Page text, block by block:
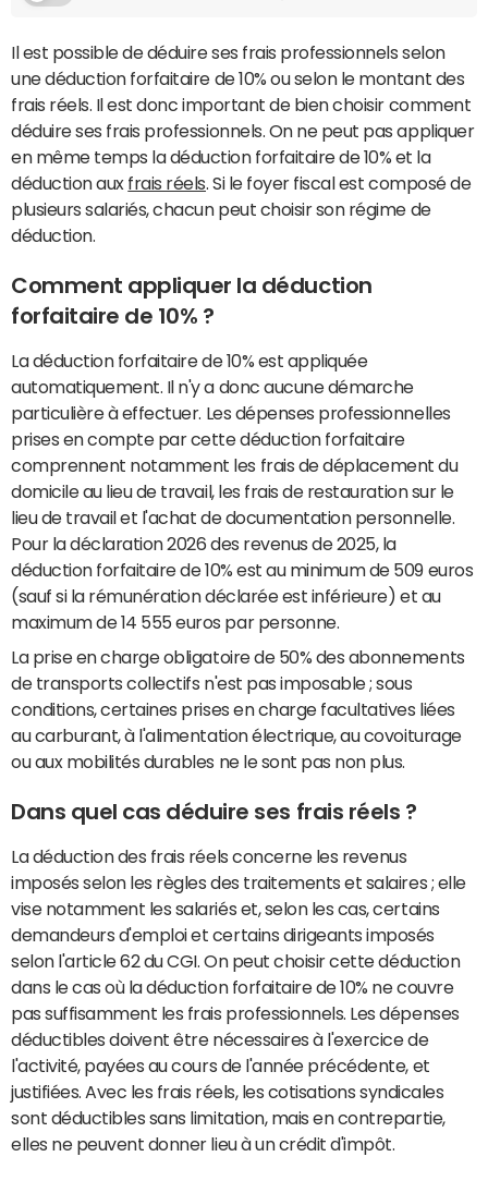
Il est possible de déduire ses frais professionnels selon
une déduction forfaitaire de 10% ou selon le montant des
frais réels. Il est donc important de bien choisir comment
déduire ses frais professionnels. On ne peut pas appliquer
en même temps la déduction forfaitaire de 10% et la
déduction aux frais réels . Si le foyer fiscal est composé de
plusieurs salariés, chacun peut choisir son régime de
déduction.
Comment appliquer la déduction
forfaitaire de 10% ?
La déduction forfaitaire de 10% est appliquée
automatiquement. Il n'y a donc aucune démarche
particulière à effectuer. Les dépenses professionnelles
prises en compte par cette déduction forfaitaire
comprennent notamment les frais de déplacement du
domicile au lieu de travail, les frais de restauration sur le
lieu de travail et l'achat de documentation personnelle.
Pour la déclaration 2026 des revenus de 2025, la
déduction forfaitaire de 10% est au minimum de 509 euros
(sauf si la rémunération déclarée est inférieure) et au
maximum de 14 555 euros par personne.
La prise en charge obligatoire de 50% des abonnements
de transports collectifs n'est pas imposable ; sous
conditions, certaines prises en charge facultatives liées
au carburant, à l'alimentation électrique, au covoiturage
ou aux mobilités durables ne le sont pas non plus.
Dans quel cas déduire ses frais réels ?
La déduction des frais réels concerne les revenus
imposés selon les règles des traitements et salaires ; elle
vise notamment les salariés et, selon les cas, certains
demandeurs d'emploi et certains dirigeants imposés
selon l'article 62 du CGI. On peut choisir cette déduction
dans le cas où la déduction forfaitaire de 10% ne couvre
pas suffisamment les frais professionnels. Les dépenses
déductibles doivent être nécessaires à l'exercice de
l'activité, payées au cours de l'année précédente, et
justifiées. Avec les frais réels, les cotisations syndicales
sont déductibles sans limitation, mais en contrepartie,
elles ne peuvent donner lieu à un crédit d'impôt.